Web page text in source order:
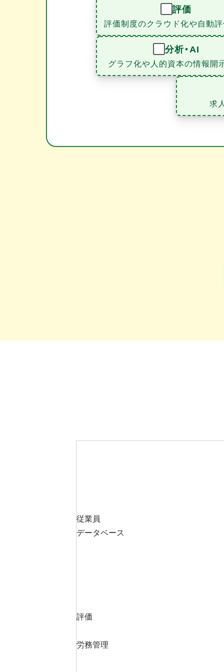
評価
評価制度のクラウド化や自動
分析・AI
グラフ化や人的資本の情報開
求
従業員
データベース
評価
労務管理